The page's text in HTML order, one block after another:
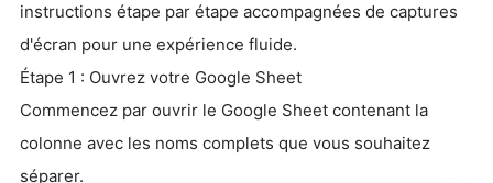
instructions étape par étape accompagnées de captures
d'écran pour une expérience fluide.
Étape 1 : Ouvrez votre Google Sheet
Commencez par ouvrir le Google Sheet contenant la
colonne avec les noms complets que vous souhaitez
séparer.